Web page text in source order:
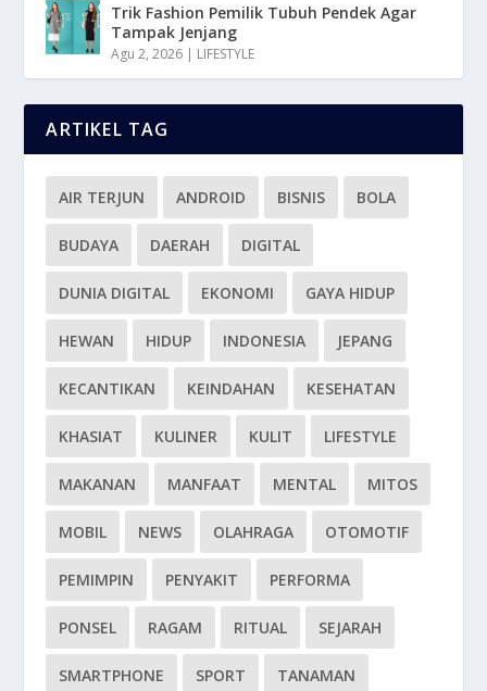
Trik Fashion Pemilik Tubuh Pendek Agar
Tampak Jenjang
Agu 2, 2026 | LIFESTYLE
ARTIKEL TAG
AIR TERJUN ANDROID BISNIS BOLA
BUDAYA DAERAH DIGITAL
DUNIA DIGITAL EKONOMI GAYA HIDUP
HEWAN HIDUP INDONESIA JEPANG
KECANTIKAN KEINDAHAN KESEHATAN
KHASIAT KULINER KULIT LIFESTYLE
MAKANAN MANFAAT MENTAL MITOS
MOBIL NEWS OLAHRAGA OTOMOTIF
PEMIMPIN PENYAKIT PERFORMA
PONSEL RAGAM RITUAL SEJARAH
SMARTPHONE SPORT TANAMAN